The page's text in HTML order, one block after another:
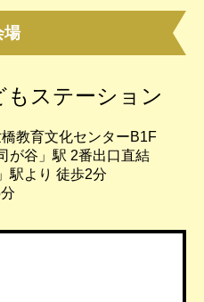
場
ステーション
教育文化センターB1F
が谷」駅 2番出口直結
駅より 徒歩2分